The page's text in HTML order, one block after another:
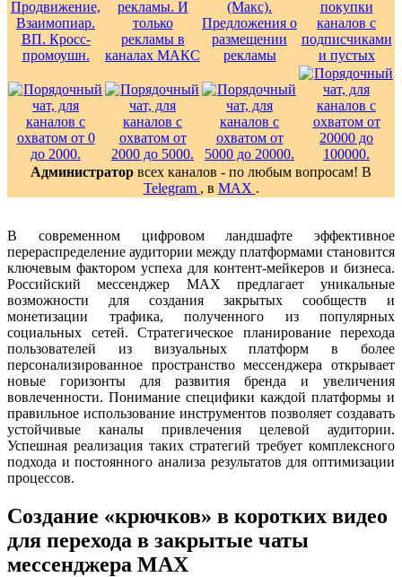
Администратор всех каналов - по любым вопросам! В
Telegram , в MAX .
В современном цифровом ландшафте эффективное
перераспределение аудитории между платформами становится
ключевым фактором успеха для контент-мейкеров и бизнеса.
Российский мессенджер MAX предлагает уникальные
возможности для создания закрытых сообществ и
монетизации трафика, полученного из популярных
социальных сетей. Стратегическое планирование перехода
пользователей из визуальных платформ в более
персонализированное пространство мессенджера открывает
новые горизонты для развития бренда и увеличения
вовлеченности. Понимание специфики каждой платформы и
правильное использование инструментов позволяет создавать
устойчивые каналы привлечения целевой аудитории.
Успешная реализация таких стратегий требует комплексного
подхода и постоянного анализа результатов для оптимизации
процессов.
Создание «крючков» в коротких видео
для перехода в закрытые чаты
мессенджера MAX